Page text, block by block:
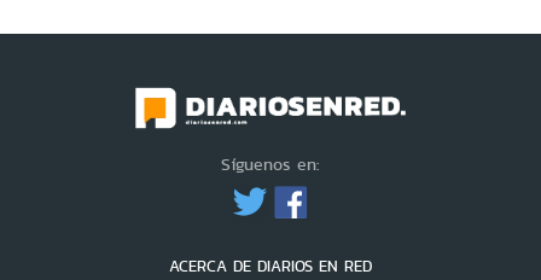
Síguenos en:
ACERCA DE DIARIOS EN RED